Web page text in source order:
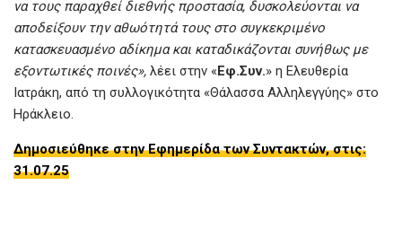
να τους παραχθεί διεθνής προστασία, δυσκολεύονται να
αποδείξουν την αθωότητά τους στο συγκεκριμένο
κατασκευασμένο αδίκημα και καταδικάζονται συνήθως με
εξοντωτικές ποινές», λέει στην «Εφ.Συν.» η Ελευθερία
Ιατράκη, από τη συλλογικότητα «Θάλασσα Αλληλεγγύης» στο
Ηράκλειο.
Δημοσιεύθηκε στην Εφημερίδα των Συντακτών, στις:
31.07.25